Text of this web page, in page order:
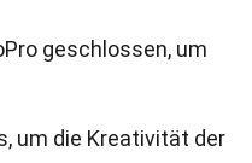
geschlossen, um
um die Kreativität der